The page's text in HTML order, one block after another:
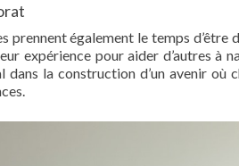
prennent également le temps
expérience pour aider d’autres à
dans la construction d’un avenir